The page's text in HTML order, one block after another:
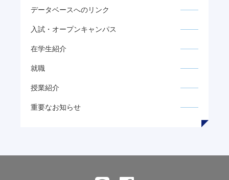
データベースへのリンク
入試・オープンキャンパス
在学生紹介
就職
授業紹介
重要なお知らせ